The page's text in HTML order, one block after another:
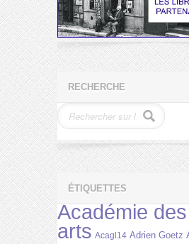
RECHERCHE
ÉTIQUETTES
Académie
arts Acagl14 Adrien Goetz